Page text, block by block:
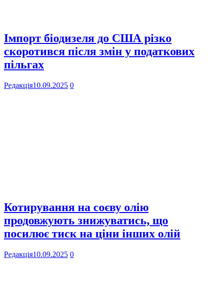
Імпорт біодизеля до США різко
скоротився після змін у податкових
пільгах
Редакція10.09.2025 0
Котирування на соєву олію
продовжують знижуватись, що
посилює тиск на ціни інших олій
Редакція10.09.2025 0